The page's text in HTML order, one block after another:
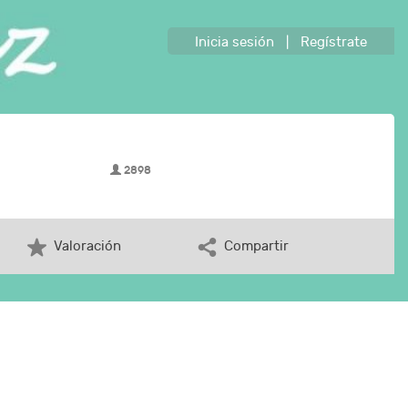
Inicia sesión Regístrate
2898
Valoración Compartir